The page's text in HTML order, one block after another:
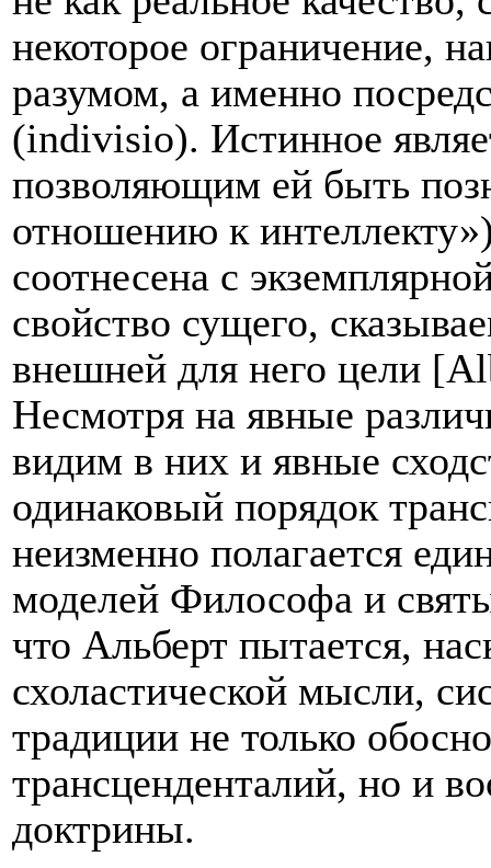
некоторое ограничение,
разумом, а именно
(indivisio). Истинное
позволяющим ей быть
отношению к
соотнесена с
свойство сущего,
внешней для него цели
Несмотря на явные
видим в них и явные
одинаковый порядок
неизменно полагается
моделей Философа и
что Альберт пытается,
схоластической мысли,
традиции не только
трансценденталий, но и
доктрины.